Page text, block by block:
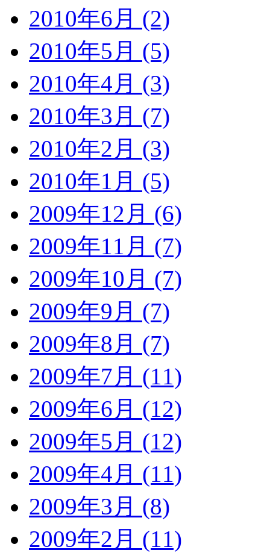
2010年6月 (2)
2010年5月 (5)
2010年4月 (3)
2010年3月 (7)
2010年2月 (3)
2010年1月 (5)
2009年12月 (6)
2009年11月 (7)
2009年10月 (7)
2009年9月 (7)
2009年8月 (7)
2009年7月 (11)
2009年6月 (12)
2009年5月 (12)
2009年4月 (11)
2009年3月 (8)
2009年2月 (11)